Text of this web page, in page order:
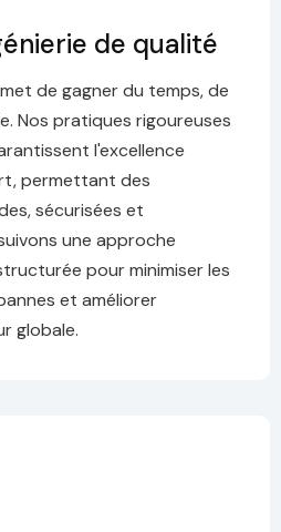
de qualité
de gagner du temps, de
Nos pratiques rigoureuses
l'excellence
permettant des
sécurisées et
une approche
pour minimiser les
et améliorer
globale.